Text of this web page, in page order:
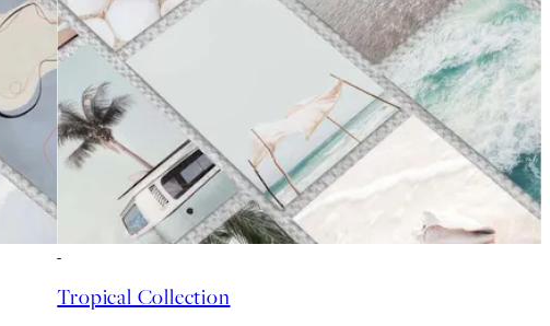
Tropical Collection